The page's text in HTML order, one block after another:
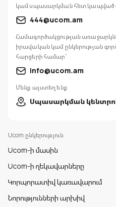
Ucom ընկերություն
Ucom-ի մասին
Ucom-ի ղեկավարները
Կորպորատիվ կառավարում
Նորությունների արխիվ
կամ սպասարկման հետ կապված
444@ucom.am
Համագործակցության
իրավական կամ ընկերության
հարցերի համար՝
info@ucom.am
Մենք այստեղ ենք
Սպասարկման